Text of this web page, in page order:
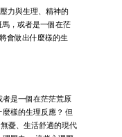
力與生理、精神的
，或者是一個在茫
會做出什麼樣的生
是一個在茫茫荒原
樣的生理反應？ 但
憂、生活舒適的現代